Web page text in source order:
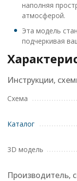
наполняя
атмосферой.
Эта модель
подчеркивая
Инструкции,
Схема
Каталог
3D модель
Производитель,